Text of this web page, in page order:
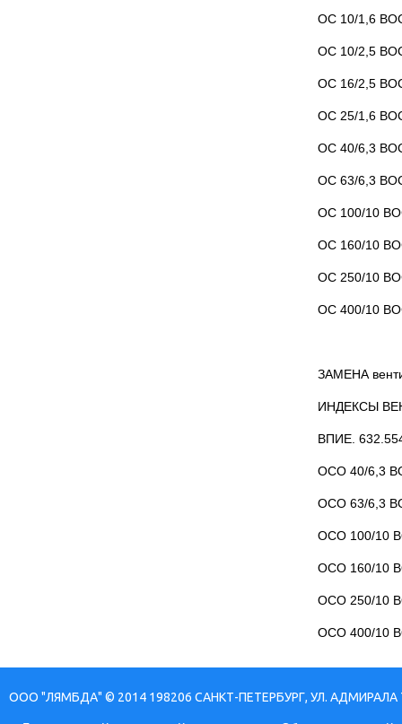
ОС 10/1,6
ОС 10/2,5
ОС 16/2,5
ОС 25/1,6
ОС 40/6,3
ОС 63/6,3
ОС 100/10
ОС 160/10
ОС 250/10
ОС 400/10
ЗАМЕНА
ИНДЕКСЫ
ВПИЕ.
ОСО 40/6,3
ОСО 63/6,3
ОСО 100/10
ОСО 160/10
ОСО 250/10
ОСО 400/10
ООО "ЛЯМБДА" © 2014 198206 САНКТ-ПЕТЕРБУРГ, УЛ. АДМИРАЛА